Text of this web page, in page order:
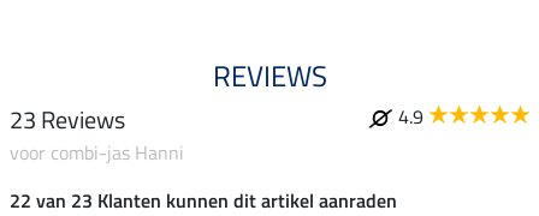
REVIEWS
23 Reviews
4.9
voor combi-jas Hanni
22 van 23 Klanten kunnen dit artikel aanraden